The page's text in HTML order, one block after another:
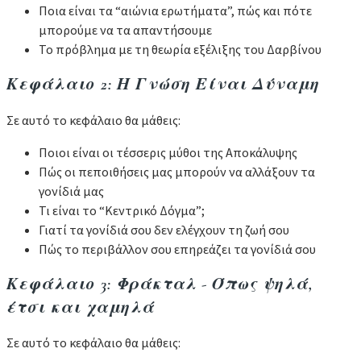
Ποια είναι τα “αιώνια ερωτήματα”, πώς και πότε
μπορούμε να τα απαντήσουμε
Το πρόβλημα με τη θεωρία εξέλιξης του Δαρβίνου
Κεφάλαιο 2: Η Γνώση Είναι Δύναμη
Σε αυτό το κεφάλαιο θα μάθεις:
Ποιοι είναι οι τέσσερις μύθοι της Αποκάλυψης
Πώς οι πεποιθήσεις μας μπορούν να αλλάξουν τα
γονίδιά μας
Τι είναι το “Κεντρικό Δόγμα”;
Γιατί τα γονίδιά σου δεν ελέγχουν τη ζωή σου
Πώς το περιβάλλον σου επηρεάζει τα γονίδιά σου
Κεφάλαιο 3: Φράκταλ - Όπως ψηλά,
έτσι και χαμηλά
Σε αυτό το κεφάλαιο θα μάθεις: